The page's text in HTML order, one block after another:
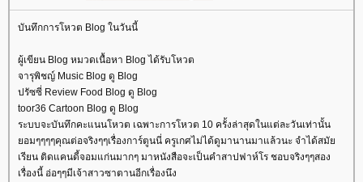
บันทึกการโหวต Blog ในวันนี้
ผู้เขียน Blog หมวดเนื้อหา Blog ได้รับโหวต
จารุพิชญ์ Music Blog ดู Blog
ปรัซซี่ Review Food Blog ดู Blog
toor36 Cartoon Blog ดู Blog
ระบบจะบันทึกคะแนนโหวต เฉพาะการโหวต 10 ครั้งล่าสุดในแต่ละวันเท่านั้น
อมๆๆๆๆคุณต่อจริงๆๆเรื่องการ์ตูนนี่ ครูเกศไม่ได้ดูมานานมาแล้วนะ จำได้สมั
เรียน ติดแคนดี้จอมแก่นมากๆ มาหนังสือจะเป็นคำสาปฟาห์โร ชอบจริงๆๆสอง
เรื่องนี้ อ่อๆๆมีเจ้าสาวซาตานอีกเรื่องนึง